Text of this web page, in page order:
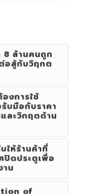
8 ล้านคนถูก
อสู้กับวิฤกต
งการใช้
บมือกับราคา
ละวิกฤตด้าน
ให้ร้านค้าที่
ปิดประตูเพื่อ
น
of